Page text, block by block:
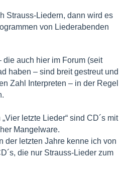
Strauss-Liedern, dann wird es
von Liederabenden
die auch hier im Forum (seit
haben – sind breit gestreut und
Zahl Interpreten – in der Regel
letzte Lieder“ sind CD´s mit
Mangelware.
der letzten Jahre kenne ich von
die nur Strauss-Lieder zum